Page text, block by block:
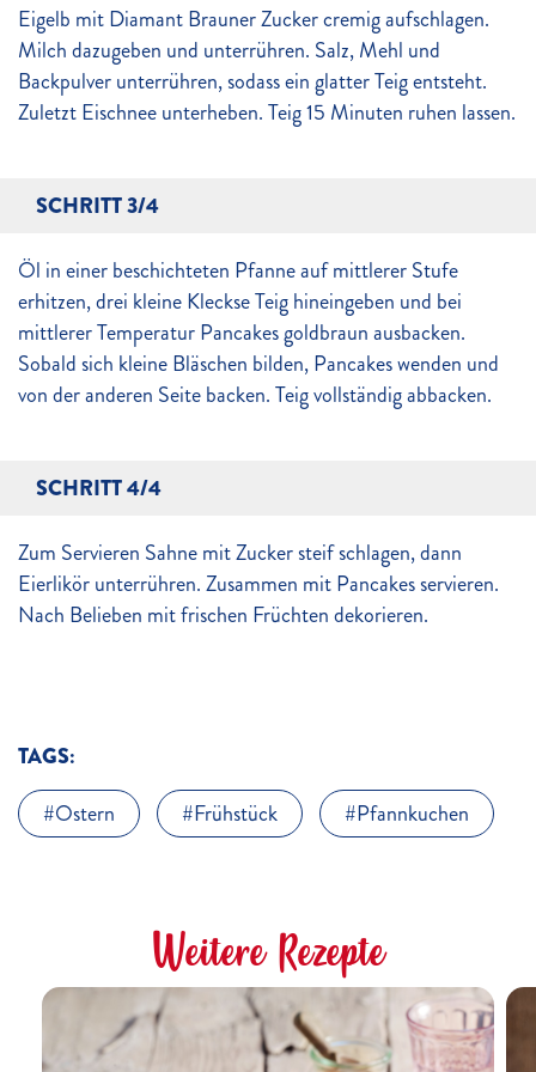
Eigelb mit Diamant Brauner Zucker cremig aufschlagen.
Milch dazugeben und unterrühren. Salz, Mehl und
Backpulver unterrühren, sodass ein glatter Teig entsteht.
Zuletzt Eischnee unterheben. Teig 15 Minuten ruhen lassen.
SCHRITT 3/4
Öl in einer beschichteten Pfanne auf mittlerer Stufe
erhitzen, drei kleine Kleckse Teig hineingeben und bei
mittlerer Temperatur Pancakes goldbraun ausbacken.
Sobald sich kleine Bläschen bilden, Pancakes wenden und
von der anderen Seite backen. Teig vollständig abbacken.
SCHRITT 4/4
Zum Servieren Sahne mit Zucker steif schlagen, dann
Eierlikör unterrühren. Zusammen mit Pancakes servieren.
Nach Belieben mit frischen Früchten dekorieren.
TAGS:
Ostern
Frühstück Pfannkuchen
Weitere Rezepte